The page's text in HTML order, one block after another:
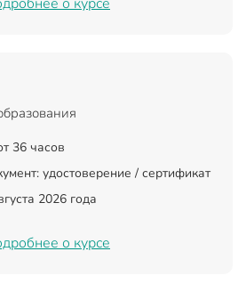
36 часов
удостоверение / сертификат
2026 года
о курсе